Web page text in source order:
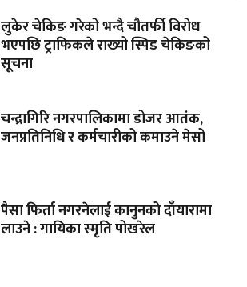
लुकेर चेकिङ गरेको भन्दै चौतर्फी विरोध
भएपछि ट्राफिकले राख्यो स्पिड चेकिङको
सूचना
चन्द्रागिरि नगरपालिकामा डोजर आतंक,
जनप्रतिनिधि र कर्मचारीको कमाउने मेसो
पैसा फिर्ता नगरनेलाई कानुनको दाँयारामा
लाउने : गायिका स्‍मृति पोखरेल